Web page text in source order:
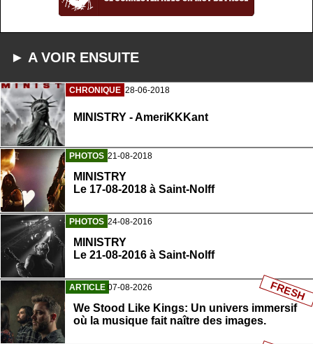
► A VOIR ENSUITE
CHRONIQUE 28-06-2018
MINISTRY - AmeriKKKant
PHOTOS 21-08-2018
MINISTRY
Le 17-08-2018 à Saint-Nolff
PHOTOS 24-08-2016
MINISTRY
Le 21-08-2016 à Saint-Nolff
ARTICLE 07-08-2026
We Stood Like Kings: Un univers immersif
où la musique fait naître des images.
FRESH